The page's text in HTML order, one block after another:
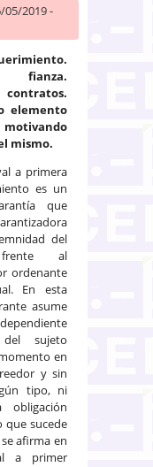
05/2019 -
fianza.
elemento
mismo.
a primera
es un
que
del
frente al
ordenante
En esta
asume
sujeto
en
y sin
tipo, ni
que sucede
afirma en
a primer